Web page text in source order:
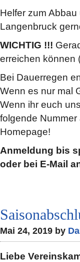
Helfer zum
Langenbruck
WICHTIG !!!
erreichen können
Bei Dauerregen
Wenn es nur mal
Wenn ihr euch
folgende
Homepage!
Anmeldung bis
oder bei E-Mail
Mai 24, 2019 by
Liebe